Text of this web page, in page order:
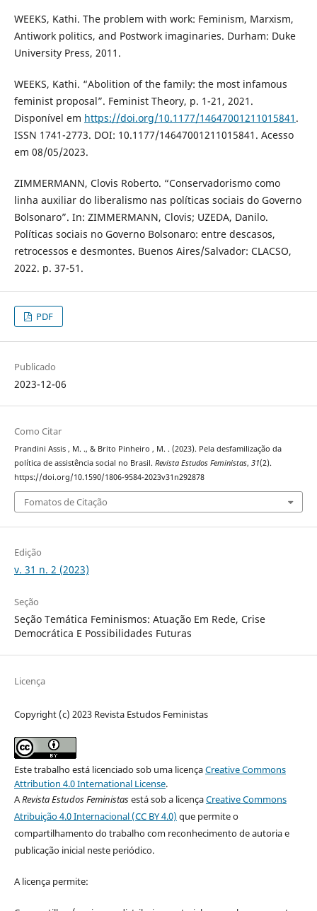
WEEKS, Kathi. The problem with work: Feminism, Marxism,
Antiwork politics, and Postwork imaginaries. Durham: Duke
University Press, 2011.
WEEKS, Kathi. “Abolition of the family: the most infamous
feminist proposal”. Feminist Theory, p. 1-21, 2021.
Disponível em https://doi.org/10.1177/14647001211015841 .
ISSN 1741-2773. DOI: 10.1177/14647001211015841. Acesso
em 08/05/2023.
ZIMMERMANN, Clovis Roberto. “Conservadorismo como
linha auxiliar do liberalismo nas políticas sociais do Governo
Bolsonaro”. In: ZIMMERMANN, Clovis; UZEDA, Danilo.
Políticas sociais no Governo Bolsonaro: entre descasos,
retrocessos e desmontes. Buenos Aires/Salvador: CLACSO,
2022. p. 37-51.
PDF
Publicado
2023-12-06
Como Citar
Prandini Assis , M. ., & Brito Pinheiro , M. . (2023). Pela desfamilização da
política de assistência social no Brasil. Revista Estudos Feministas, 31(2).
https://doi.org/10.1590/1806-9584-2023v31n292878
Fomatos de Citação
Edição
v. 31 n. 2 (2023)
Seção
Seção Temática Feminismos: Atuação Em Rede, Crise
Democrática E Possibilidades Futuras
Licença
Copyright (c) 2023 Revista Estudos Feministas
Este trabalho está licenciado sob uma licençaCreative Commons
Attribution 4.0 International License.
ARevista Estudos Feministasestá sob a licençaCreative Commons
Atribuição 4.0 Internacional (CC BY 4.0) que permite o
compartilhamento do trabalho com reconhecimento de autoria e
publicação inicial neste periódico.
A licença permite: